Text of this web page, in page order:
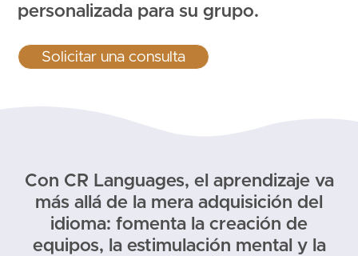
personalizada para su grupo.
Solicitar una consulta
Con CR Languages, el aprendizaje va
más allá de la mera adquisición del
idioma: fomenta la creación de
equipos, la estimulación mental y la